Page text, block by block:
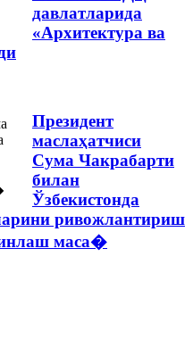
давлатларида
«Архитектура ва
Президент
маслаҳатчиси
Сума Чакрабарти
билан
Ўзбекистонда
ривожлантириш
маса�